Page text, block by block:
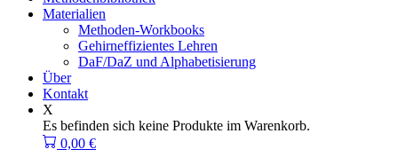
Materialien
Methoden-Workbooks
Gehirneffizientes Lehren
DaF/DaZ und Alphabetisierung
Über
Kontakt
X
Es befinden sich keine Produkte im Warenkorb.
0,00 €